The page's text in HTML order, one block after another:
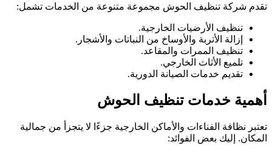
تقدم شركة تنظيف الحوش مجموعة متنوعة من الخدمات تشمل:
تنظيف الأرضيات الخارجية.
إزالة الأتربة والأوساخ من النباتات والأشجار.
تنظيف الممرات والمقاعد.
تلميع الأثاث الخارجي.
تقديم خدمات الصيانة الدورية.
أهمية خدمات تنظيف الحوش
تعتبر نظافة الفناءات والأماكن الخارجية جزءًا لا يتجزأ من جمالية
المكان. إليك بعض الفوائد: